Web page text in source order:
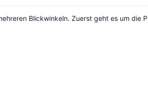
Blickwinkeln. Zuerst geht es um die